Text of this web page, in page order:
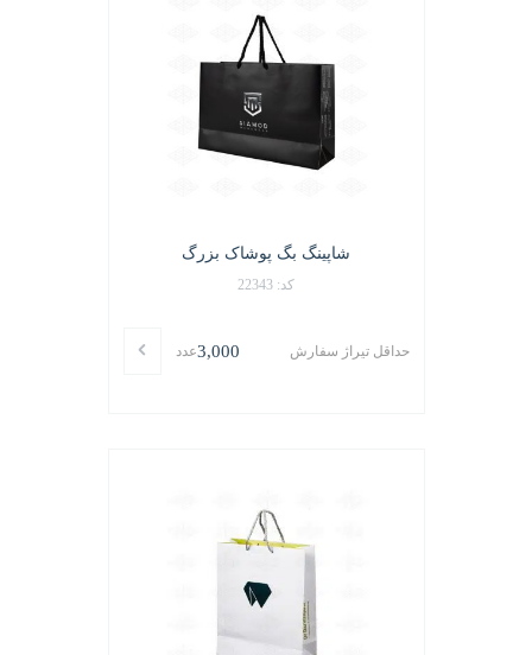
شاپینگ بگ پوشاک بزرگ
کد: 22343
حداقل تیراژ سفارش 3,000عدد